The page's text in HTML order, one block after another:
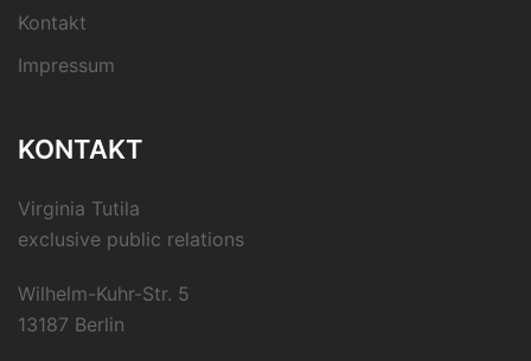
Kontakt
Impressum
KONTAKT
Virginia Tutila
exclusive public relations
Wilhelm-Kuhr-Str. 5
13187 Berlin